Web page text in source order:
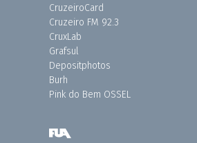
CruzeiroCard
Cruzeiro FM 92.3
CruxLab
Grafsul
Depositphotos
Burh
Pink do Bem OSSEL